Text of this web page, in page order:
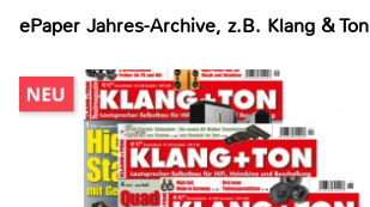
ePaper Jahres-Archive, z.B. Klang & Ton